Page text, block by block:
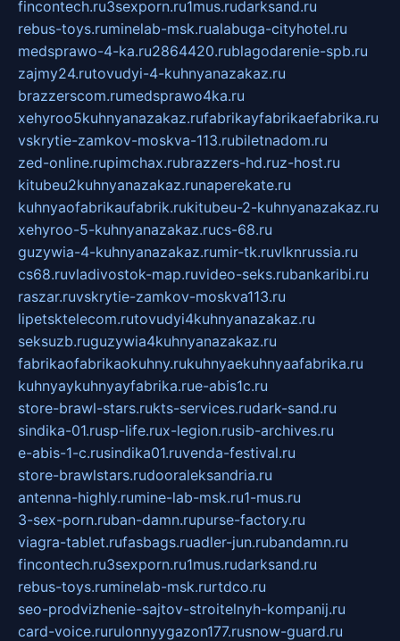
fincontech.ru3sexporn.ru1mus.rudarksand.ru
rebus-toys.ruminelab-msk.rualabuga-cityhotel.ru
medsprawo-4-ka.ru2864420.rublagodarenie-spb.ru
zajmy24.rutovudyi-4-kuhnyanazakaz.ru
brazzerscom.rumedsprawo4ka.ru
xehyroo5kuhnyanazakaz.rufabrikayfabrikaefabrika.ru
vskrytie-zamkov-moskva-113.rubiletnadom.ru
zed-online.rupimchax.rubrazzers-hd.ruz-host.ru
kitubeu2kuhnyanazakaz.runaperekate.ru
kuhnyaofabrikaufabrik.rukitubeu-2-kuhnyanazakaz.ru
xehyroo-5-kuhnyanazakaz.rucs-68.ru
guzywia-4-kuhnyanazakaz.rumir-tk.ruvlknrussia.ru
cs68.ruvladivostok-map.ruvideo-seks.rubankaribi.ru
raszar.ruvskrytie-zamkov-moskva113.ru
lipetsktelecom.rutovudyi4kuhnyanazakaz.ru
seksuzb.ruguzywia4kuhnyanazakaz.ru
fabrikaofabrikaokuhny.rukuhnyaekuhnyaafabrika.ru
kuhnyaykuhnyayfabrika.rue-abis1c.ru
store-brawl-stars.rukts-services.rudark-sand.ru
sindika-01.rusp-life.rux-legion.rusib-archives.ru
e-abis-1-c.rusindika01.ruvenda-festival.ru
store-brawlstars.rudooraleksandria.ru
antenna-highly.rumine-lab-msk.ru1-mus.ru
3-sex-porn.ruban-damn.rupurse-factory.ru
viagra-tablet.rufasbags.ruadler-jun.rubandamn.ru
fincontech.ru3sexporn.ru1mus.rudarksand.ru
rebus-toys.ruminelab-msk.rurtdco.ru
seo-prodvizhenie-sajtov-stroitelnyh-kompanij.ru
card-voice.rurulonnyygazon177.rusnow-guard.ru